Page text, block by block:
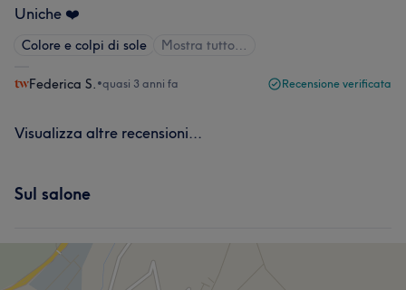
Uniche ❤️
Colore e colpi di sole Mostra tutto…
Federica S. •quasi 3 anni fa Recensione verificata
Visualizza altre recensioni...
Sul salone